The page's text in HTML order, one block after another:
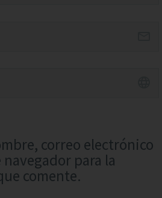
correo electrónico
para la
comente.